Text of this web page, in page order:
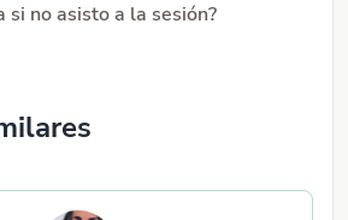
si no asisto a la sesión?